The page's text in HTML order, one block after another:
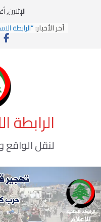
الإثنين,
آخر الأخبار:“الرابطة
خطوة
الاستلاب
الاختراق
وهن
الرابطة
لنقل